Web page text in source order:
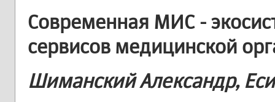
Современная МИС -
сервисов медицинской
Шиманский Александр,